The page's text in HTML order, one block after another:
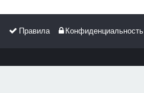
Конфиденциальность
Правила